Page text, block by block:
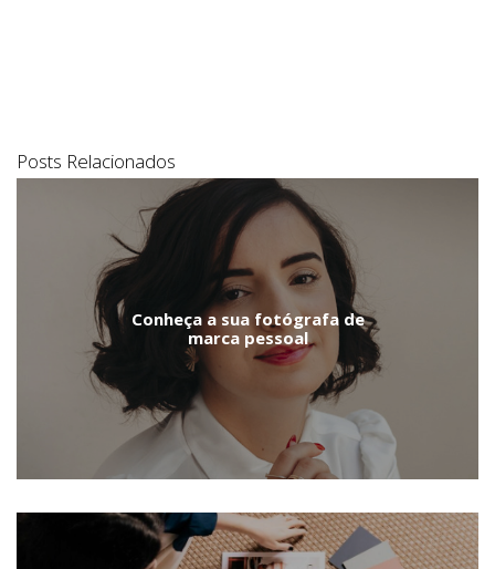
Posts Relacionados
Conheça a sua fotógrafa de
marca pessoal